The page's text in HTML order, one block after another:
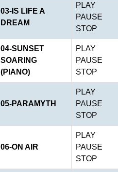
03-IS LIFE A
DREAM
PLAY
PAUSE
STOP
04-SUNSET
SOARING
(PIANO)
PLAY
PAUSE
STOP
05-PARAMYTH
PLAY
PAUSE
STOP
06-ON AIR
PLAY
PAUSE
STOP